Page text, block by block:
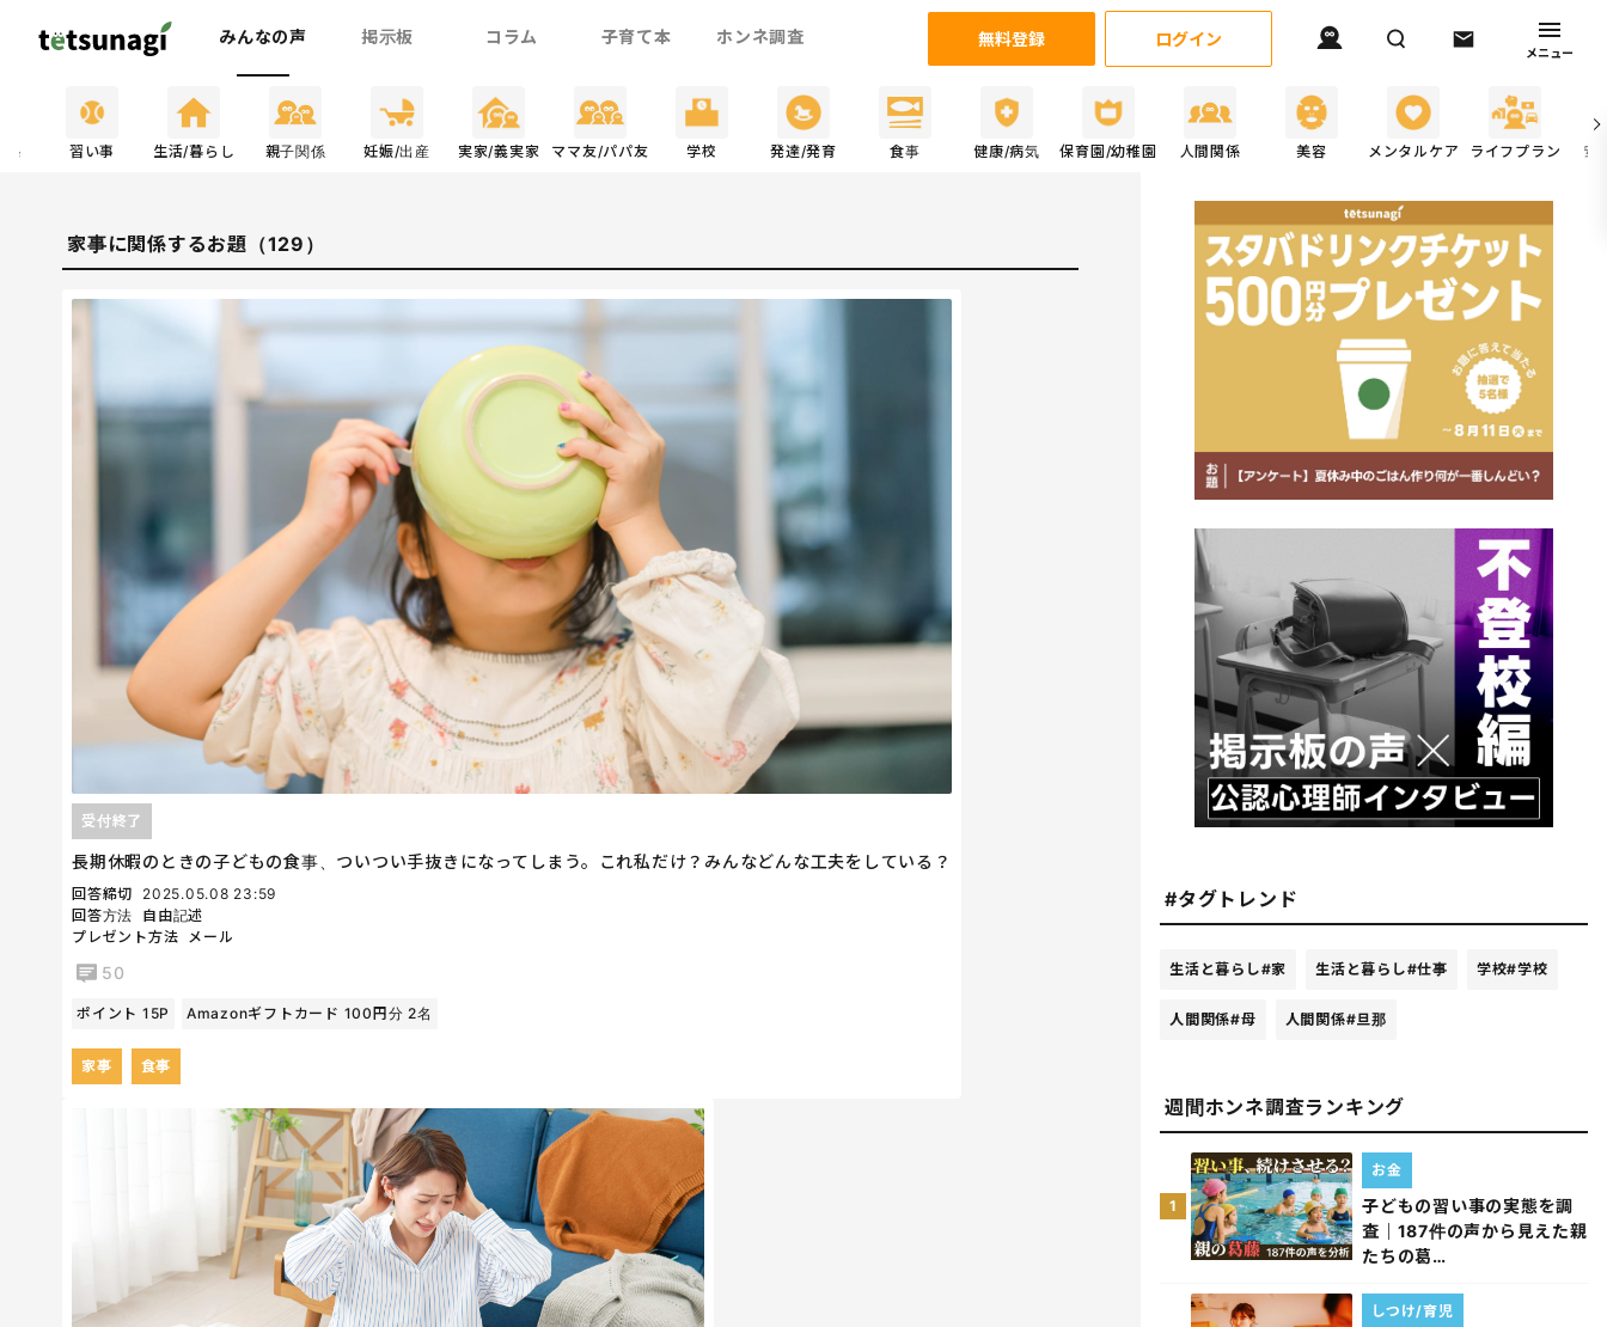
みんなの声 掲示板 コラム 子育て本 ホンネ調査 無料登録 ログイン
メニュー
係 習い事 生活/暮らし 親子関係 妊娠/出産 実家/義実家 ママ友/パパ友 学校 発達/発育 食事 健康/病気 保育園/幼稚園 人間関係 美容 メンタルケア ライフプラン 安
家事に関係するお題（129）
長期休暇のときの子どもの食事、ついつい手抜きになってしまう。これ私だけ？みんなどんな工夫をしている？
受付終了
回答締切
2025.05.08 23:59
回答方法
自由記述
プレゼント方法
メール
50
ポイント 15P Amazonギフトカード 100円分 2名
家事 食事
#タグトレンド
生活と暮らし#家 生活と暮らし#仕事 学校#学校
人間関係#母 人間関係#旦那
週間ホンネ調査ランキング
1
子どもの習い事の実態を調
査｜187件の声から見えた親
たちの葛…
お金
しつけ/育児